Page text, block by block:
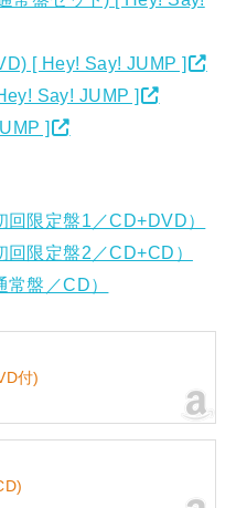
[ Hey! Say! JUMP ]
Say! JUMP ]
]
限定盤1／CD+DVD）
限定盤2／CD+CD）
盤／CD）
付)